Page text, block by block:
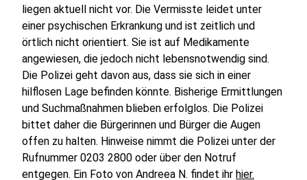
liegen aktuell nicht vor. Die Vermisste leidet unter
einer psychischen Erkrankung und ist zeitlich und
örtlich nicht orientiert. Sie ist auf Medikamente
angewiesen, die jedoch nicht lebensnotwendig sind.
Die Polizei geht davon aus, dass sie sich in einer
hilflosen Lage befinden könnte. Bisherige Ermittlungen
und Suchmaßnahmen blieben erfolglos. Die Polizei
bittet daher die Bürgerinnen und Bürger die Augen
offen zu halten. Hinweise nimmt die Polizei unter der
Rufnummer 0203 2800 oder über den Notruf
entgegen. Ein Foto von Andreea N. findet ihr hier.